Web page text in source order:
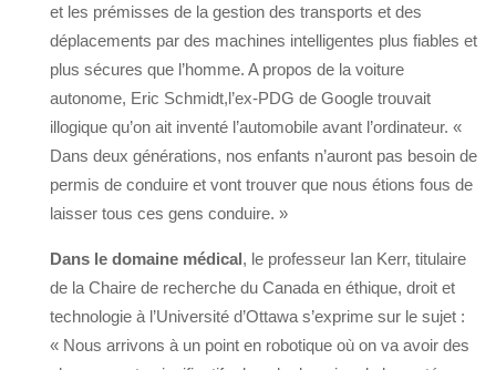
et les prémisses de la gestion des transports et des
déplacements par des machines intelligentes plus fiables et
plus sécures que l’homme. A propos de la voiture
autonome, Eric Schmidt,l’ex-PDG de Google trouvait
illogique qu’on ait inventé l’automobile avant l’ordinateur. «
Dans deux générations, nos enfants n’auront pas besoin de
permis de conduire et vont trouver que nous étions fous de
laisser tous ces gens conduire. »
Dans le domaine médical, le professeur Ian Kerr, titulaire
de la Chaire de recherche du Canada en éthique, droit et
technologie à l’Université d’Ottawa s’exprime sur le sujet :
« Nous arrivons à un point en robotique où on va avoir des